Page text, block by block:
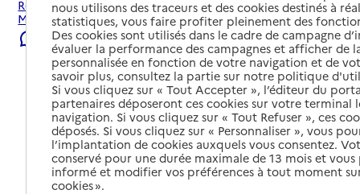
Rechercher les établissements et services autour de
Marciac.
Signaler une erreur
nous utilisons des traceurs et des cookies destinés à
statistiques, vous faire profiter pleinement des
Des cookies sont utilisés dans le cadre de campagne
évaluer la performance des campagnes et afficher de
personnalisée en fonction de votre navigation et de
savoir plus, consultez la partie sur notre politique
Si vous cliquez sur « Tout Accepter », l’éditeur du
partenaires déposeront ces cookies sur votre terminal
navigation. Si vous cliquez sur « Tout Refuser », ces
déposés. Si vous cliquez sur « Personnaliser », vous
l’implantation de cookies auxquels vous consentez.
conservé pour une durée maximale de 13 mois et
informé et modifier vos préférences à tout moment
cookies ».